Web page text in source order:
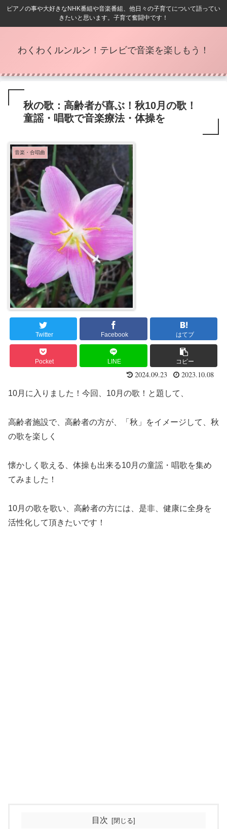
ピアノの事や大好きなNHK番組や音楽番組、他日々の子育てについて語ってい
きたいと思います。子育て奮闘中です！
わくわくルンルン！テレビで音楽を楽しもう！
秋の歌：高齢者が喜ぶ！秋10月の歌！
童謡・唱歌で音楽療法・体操を
音楽・合唱曲
Twitter Facebook はてブ
Pocket LINE コピー
2024.09.23 2023.10.08
10月に入りました！今回、10月の歌！と題して、
高齢者施設で、高齢者の方が、「秋」をイメージして、秋
の歌を楽しく
懐かしく歌える、体操も出来る10月の童謡・唱歌を集め
てみました！
10月の歌を歌い、高齢者の方には、是非、健康に全身を
活性化して頂きたいです！
目次